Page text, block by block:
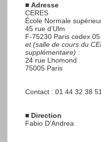
■ Adresse
CERES
École Normale
45 rue d’Ulm
F-75230 Paris cedex 05
et (salle de cours du
supplémentaire) :
24 rue Lhomond
75005 Paris
Contact : 01 44 32 38 51
■ Direction
Fabio D’Andrea